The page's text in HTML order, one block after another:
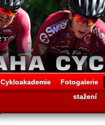
Cykloakademie
Fotogalerie
stažení